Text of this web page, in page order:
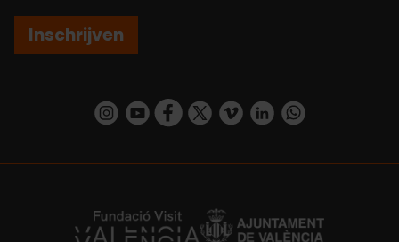
Inschrijven
https://www.instagram.com/visit_valencia/
https://www.youtube.com/user/
https://www.facebook.com/
https://twitter.com/
https://vimeo.com/
https://www.linkedin.com/company/turismo-valencia/https://api.whatsapp.com/send/